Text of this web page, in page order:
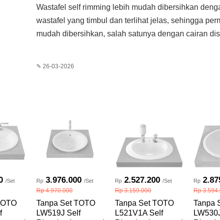
Wastafel self rimming lebih mudah dibersihkan
wastafel yang timbul dan terlihat jelas, sehingga
mudah dibersihkan, salah satunya dengan cairan
✎ 26-03-2026
/Set Rp 3.976.000 /Set
Rp 4.970.000
Tanpa Set TOTO
LW519J Self
Rp 2.527.200 /Set
Rp 3.159.000
Tanpa Set TOTO
L521V1A Self
Rp
Rp
Tanpa